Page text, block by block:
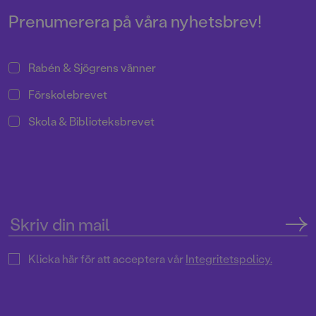
Prenumerera på våra nyhetsbrev!
Rabén & Sjögrens vänner
Förskolebrevet
Skola & Biblioteksbrevet
Klicka här för att acceptera vårIntegritetspolicy.